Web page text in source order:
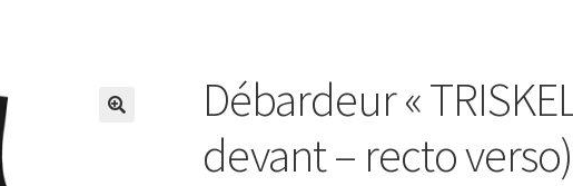
Débardeur «
devant – recto verso)